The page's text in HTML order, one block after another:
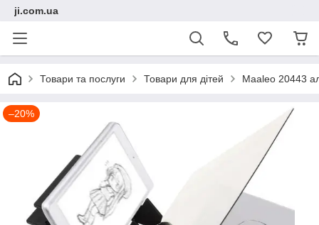
ji.com.ua
Товари та послуги Товари для дітей Maaleo 20443
–20%